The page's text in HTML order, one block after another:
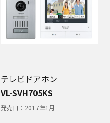
テレビドアホン
VL-SVH705KS
発売日： 2017年1月